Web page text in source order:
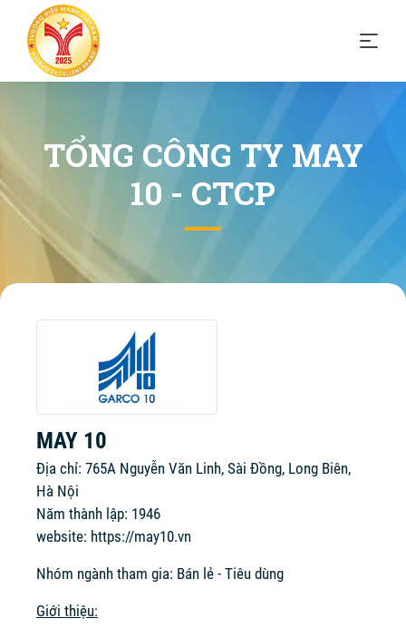
TỔNG CÔNG TY MAY
10 - CTCP
MAY 10
Địa chỉ: 765A Nguyễn Văn Linh, Sài Đồng, Long Biên,
Hà Nội
Năm thành lập: 1946
website: https://may10.vn
Nhóm ngành tham gia: Bán lẻ - Tiêu dùng
Giới thiệu: